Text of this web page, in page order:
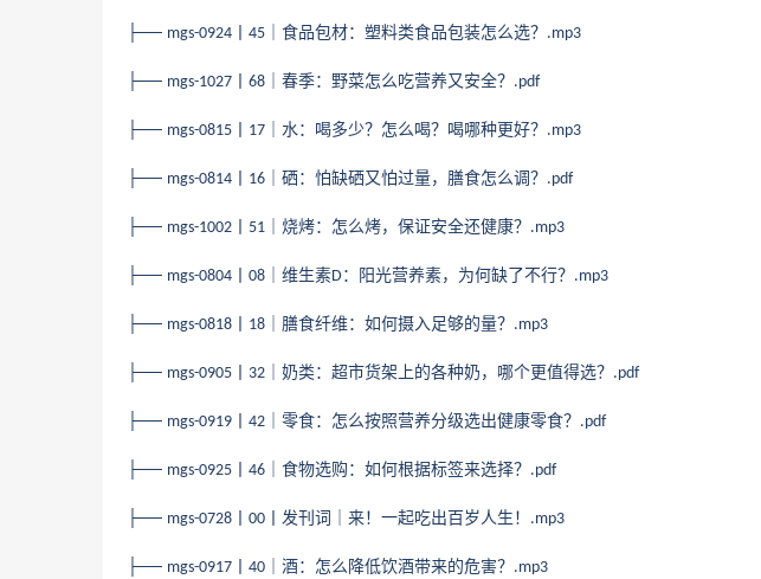
├── mgs-0924 45 ｜食品包材：塑料类食品包装怎么选？ .mp3
├── mgs-1027 68 ｜春季：野菜怎么吃营养又安全？ .pdf
├── mgs-0815 17 ｜水：喝多少？怎么喝？喝哪种更好？ .mp3
├── mgs-0814 16 ｜硒：怕缺硒又怕过量，膳食怎么调？ .pdf
├── mgs-1002 51 ｜烧烤：怎么烤，保证安全还健康？ .mp3
├── mgs-0804 08 ｜维生素D：阳光营养素，为何缺了不行？ .mp3
├── mgs-0818 18 ｜膳食纤维：如何摄入足够的量？ .mp3
├── mgs-0905 32 ｜奶类：超市货架上的各种奶，哪个更值得选？ .pdf
├── mgs-0919 42 ｜零食：怎么按照营养分级选出健康零食？ .pdf
├── mgs-0925 46 ｜食物选购：如何根据标签来选择？ .pdf
├── mgs-0728 00 丨发刊词｜来！一起吃出百岁人生！ .mp3
├── mgs-0917 40 ｜酒：怎么降低饮酒带来的危害？ .mp3